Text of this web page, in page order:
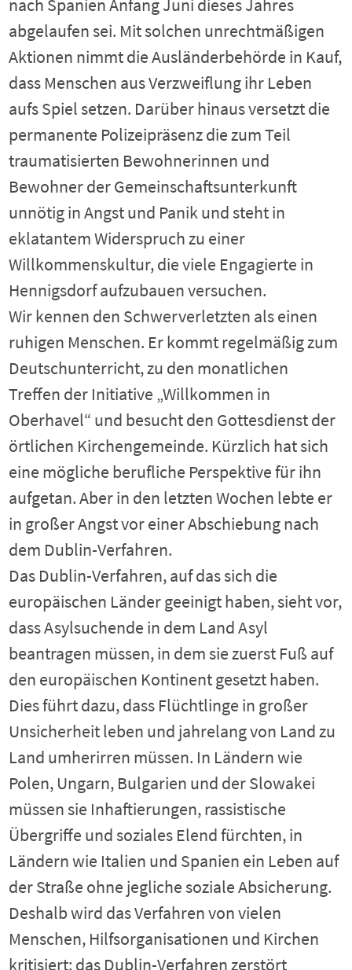
nach Spanien Anfang Juni dieses Jahres
abgelaufen sei. Mit solchen unrechtmäßigen
Aktionen nimmt die Ausländerbehörde in Kauf,
dass Menschen aus Verzweiflung ihr Leben
aufs Spiel setzen. Darüber hinaus versetzt die
permanente Polizeipräsenz die zum Teil
traumatisierten Bewohnerinnen und
Bewohner der Gemeinschaftsunterkunft
unnötig in Angst und Panik und steht in
eklatantem Widerspruch zu einer
Willkommenskultur, die viele Engagierte in
Hennigsdorf aufzubauen versuchen.
Wir kennen den Schwerverletzten als einen
ruhigen Menschen. Er kommt regelmäßig zum
Deutschunterricht, zu den monatlichen
Treffen der Initiative „Willkommen in
Oberhavel“ und besucht den Gottesdienst der
örtlichen Kirchengemeinde. Kürzlich hat sich
eine mögliche berufliche Perspektive für ihn
aufgetan. Aber in den letzten Wochen lebte er
in großer Angst vor einer Abschiebung nach
dem Dublin-Verfahren.
Das Dublin-Verfahren, auf das sich die
europäischen Länder geeinigt haben, sieht vor,
dass Asylsuchende in dem Land Asyl
beantragen müssen, in dem sie zuerst Fuß auf
den europäischen Kontinent gesetzt haben.
Dies führt dazu, dass Flüchtlinge in großer
Unsicherheit leben und jahrelang von Land zu
Land umherirren müssen. In Ländern wie
Polen, Ungarn, Bulgarien und der Slowakei
müssen sie Inhaftierungen, rassistische
Übergriffe und soziales Elend fürchten, in
Ländern wie Italien und Spanien ein Leben auf
der Straße ohne jegliche soziale Absicherung.
Deshalb wird das Verfahren von vielen
Menschen, Hilfsorganisationen und Kirchen
kritisiert: das Dublin-Verfahren zerstört